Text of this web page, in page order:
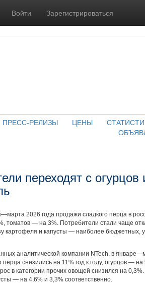
Войти Зарегистрироваться
ПРЕСС-РЕЛИЗЫ ЦЕНЫ
переходят с
2026 года продажи сладкого перца в
томатов — на 3%. Потребители стали чаще
картофеля и капусты — наиболее бюджетных,
аналитической компании NTech, в
перца снизились на 11% год к году, огурцов —
в категории прочих овощей снизился на
— на 4,6% и 3,3% соответственно.